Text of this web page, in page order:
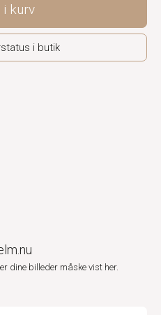
kurv
i butik
dine billeder måske vist her.